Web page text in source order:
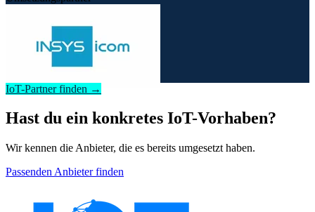
IoT-Partner finden →
Hast du ein konkretes IoT-Vorhaben?
Wir kennen die Anbieter, die es bereits umgesetzt haben.
Passenden Anbieter finden